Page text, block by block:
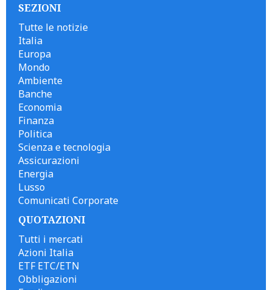
SEZIONI
Tutte le notizie
Italia
Europa
Mondo
Ambiente
Banche
Economia
Finanza
Politica
Scienza e tecnologia
Assicurazioni
Energia
Lusso
Comunicati Corporate
QUOTAZIONI
Tutti i mercati
Azioni Italia
ETF ETC/ETN
Obbligazioni